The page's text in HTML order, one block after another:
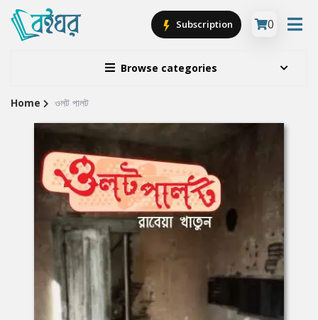
Browse categories
Subscription 0
Site
Breadcrumb
Home ওলট পালট